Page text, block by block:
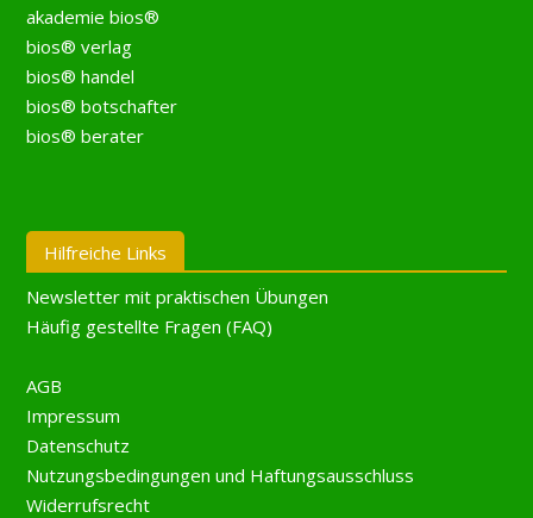
akademie bios®
bios® verlag
bios® handel
bios® botschafter
bios® berater
Hilfreiche Links
Newsletter mit praktischen Übungen
Häufig gestellte Fragen (FAQ)
AGB
Impressum
Datenschutz
Nutzungsbedingungen und Haftungsausschluss
Widerrufsrecht